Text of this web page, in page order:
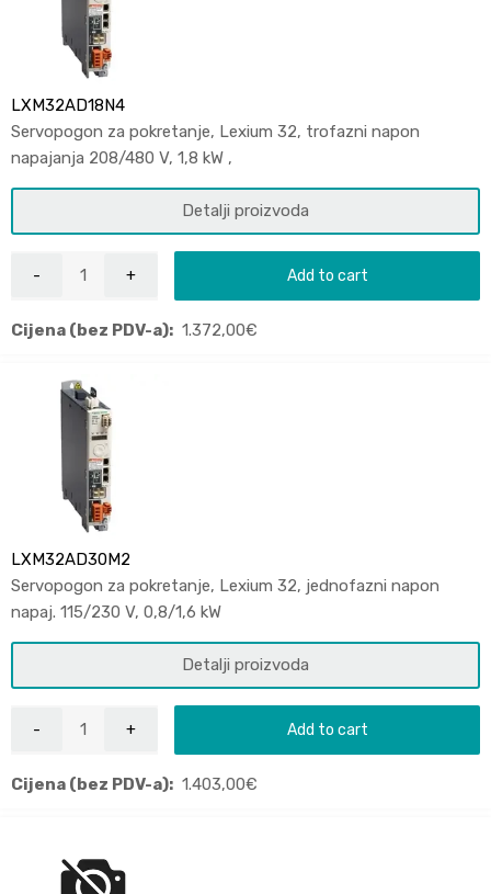
LXM32AD18N4
Servopogon za pokretanje, Lexium 32, trofazni napon
napajanja 208/480 V, 1,8 kW ,
Detalji proizvoda
Add to cart
Cijena (bez PDV-a): 1.372,00€
LXM32AD30M2
Servopogon za pokretanje, Lexium 32, jednofazni napon
napaj. 115/230 V, 0,8/1,6 kW
Detalji proizvoda
Add to cart
Cijena (bez PDV-a): 1.403,00€